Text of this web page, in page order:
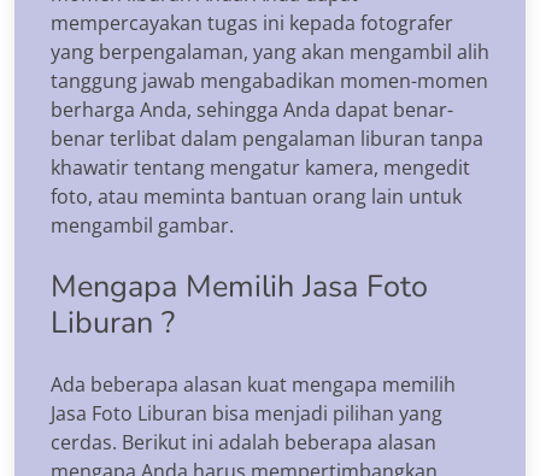
mempercayakan tugas ini kepada fotografer
yang berpengalaman, yang akan mengambil alih
tanggung jawab mengabadikan momen-momen
berharga Anda, sehingga Anda dapat benar-
benar terlibat dalam pengalaman liburan tanpa
khawatir tentang mengatur kamera, mengedit
foto, atau meminta bantuan orang lain untuk
mengambil gambar.
Mengapa Memilih Jasa Foto
Liburan ?
Ada beberapa alasan kuat mengapa memilih
Jasa Foto Liburan bisa menjadi pilihan yang
cerdas. Berikut ini adalah beberapa alasan